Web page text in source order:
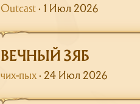
Outcast 1 Июл 2026
ВЕЧНЫЙ ЗЯБ
чих-пых 24 Июл 2026